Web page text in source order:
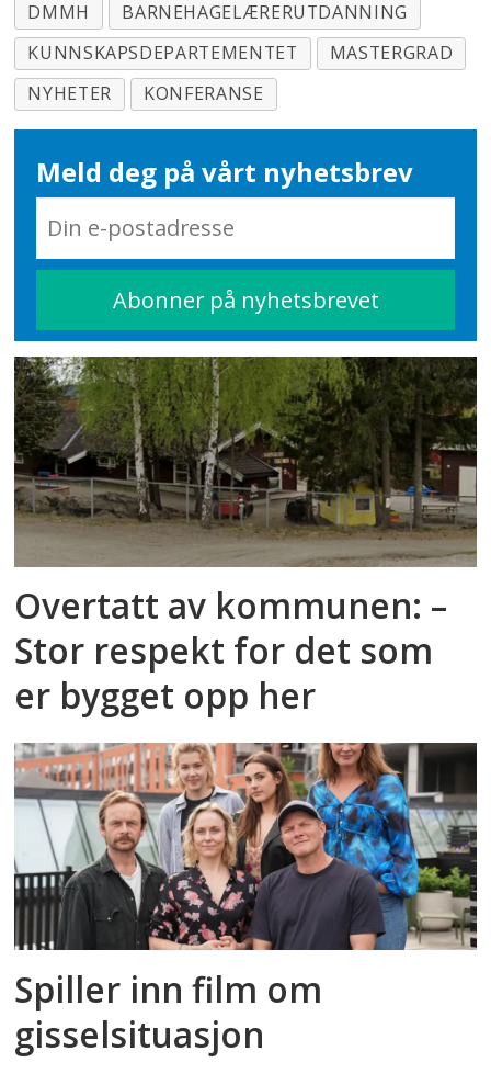
DMMH
BARNEHAGELÆRERUTDANNING
KUNNSKAPSDEPARTEMENTET
MASTERGRAD
NYHETER
KONFERANSE
Meld deg på vårt nyhetsbrev
Overtatt av kommunen: –
Stor respekt for det som
er bygget opp her
Spiller inn film om
gisselsituasjon